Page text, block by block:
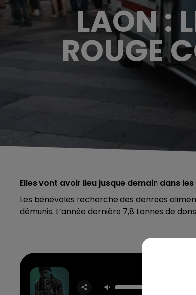
LAON :
ROUGE
Elles vont avoir lieu jusque demain dans
Les bénévoles recherche des denrées
démunis. L’année dernière 7,8 tonnes de